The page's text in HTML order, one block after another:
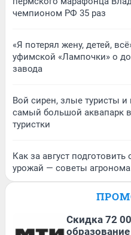
чемпионом РФ 35 раз
«Я потерял жену, детей,
уфимской «Лампочки» о
завода
Вой сирен, злые туристы и
самый большой аквапарк
туристки
Как за август
урожай — советы агронома
Скидка 72